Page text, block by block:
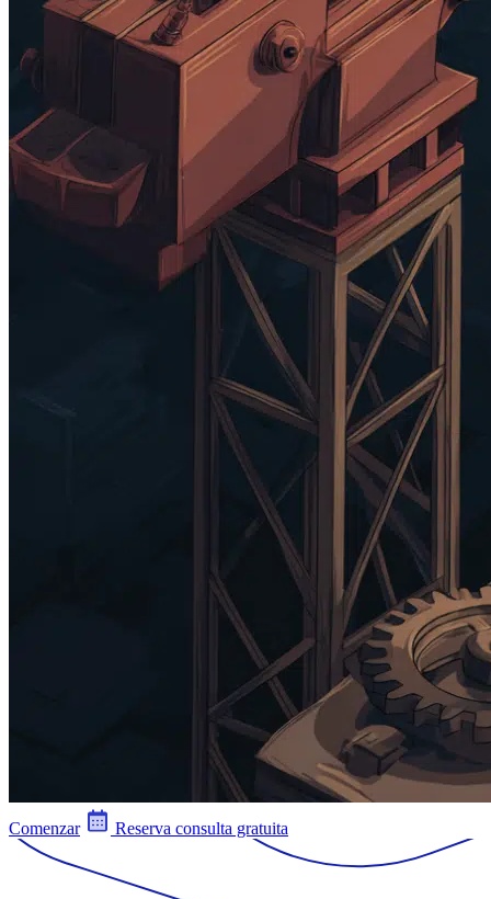
Comenzar Reserva consulta gratuita